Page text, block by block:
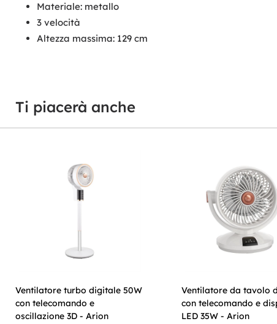
Materiale: metallo
3 velocità
Altezza massima: 129 cm
Ti piacerà anche
Ventilatore turbo digitale 50W
con telecomando e
oscillazione 3D - Arion
Ventilatore da tavolo
con telecomando e
LED 35W - Arion